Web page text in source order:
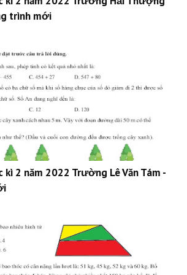
trình mới
2 năm 2022 Trường Lê Văn Tám -